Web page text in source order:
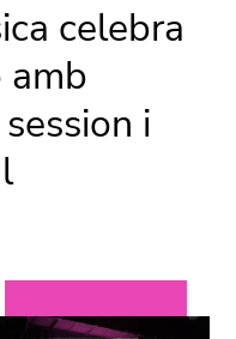
celebra
amb
i